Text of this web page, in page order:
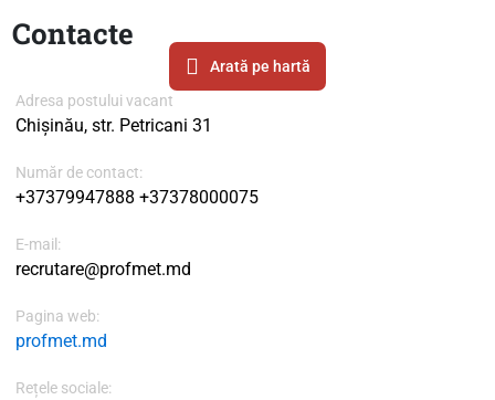
Contacte
Arată pe hartă
Adresa postului vacant
Chișinău, str. Petricani 31
Număr de contact:
+37379947888 +37378000075
E-mail:
recrutare@profmet.md
Pagina web:
profmet.md
Rețele sociale: